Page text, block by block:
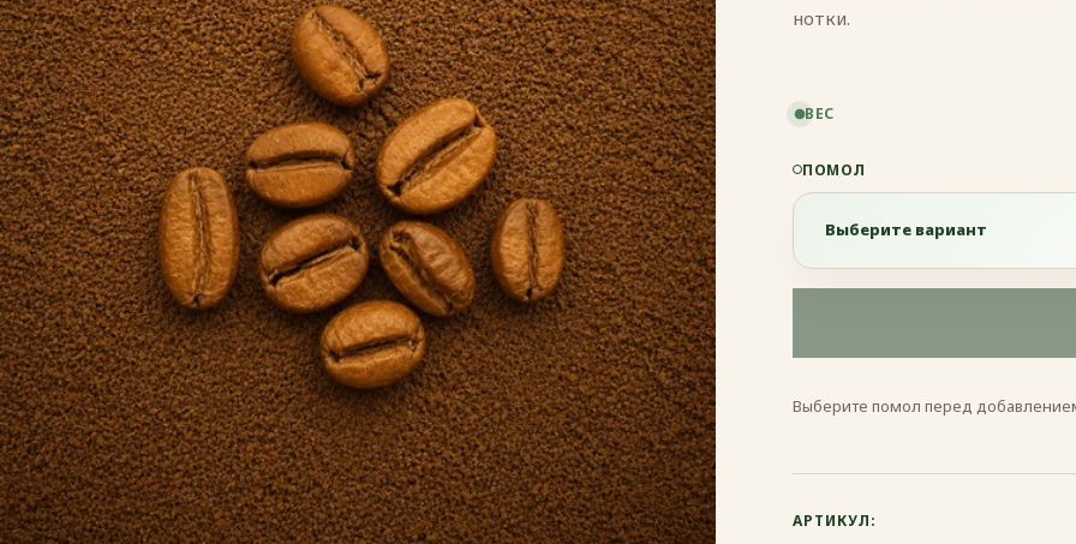
нотки.
ВЕС
ПОМОЛ
Выберите вариант
Эспрессо
Френч-пресс
Гейзерная
Выберите помол перед
АРТИКУЛ: